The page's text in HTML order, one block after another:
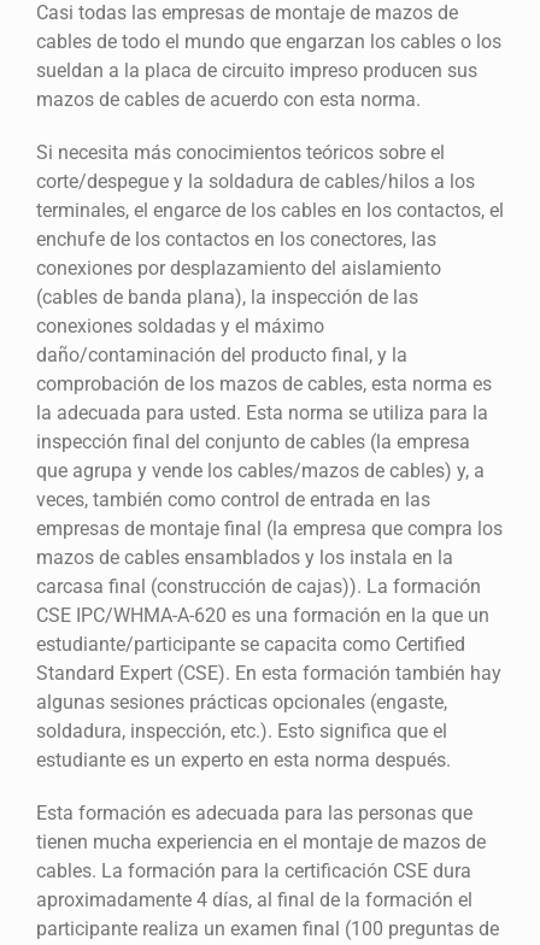
Casi todas las empresas de montaje de mazos de
cables de todo el mundo que engarzan los cables o los
sueldan a la placa de circuito impreso producen sus
mazos de cables de acuerdo con esta norma.
Si necesita más conocimientos teóricos sobre el
corte/despegue y la soldadura de cables/hilos a los
terminales, el engarce de los cables en los contactos, el
enchufe de los contactos en los conectores, las
conexiones por desplazamiento del aislamiento
(cables de banda plana), la inspección de las
conexiones soldadas y el máximo
daño/contaminación del producto final, y la
comprobación de los mazos de cables, esta norma es
la adecuada para usted. Esta norma se utiliza para la
inspección final del conjunto de cables (la empresa
que agrupa y vende los cables/mazos de cables) y, a
veces, también como control de entrada en las
empresas de montaje final (la empresa que compra los
mazos de cables ensamblados y los instala en la
carcasa final (construcción de cajas)). La formación
CSE IPC/WHMA-A-620 es una formación en la que un
estudiante/participante se capacita como Certified
Standard Expert (CSE). En esta formación también hay
algunas sesiones prácticas opcionales (engaste,
soldadura, inspección, etc.). Esto significa que el
estudiante es un experto en esta norma después.
Esta formación es adecuada para las personas que
tienen mucha experiencia en el montaje de mazos de
cables. La formación para la certificación CSE dura
aproximadamente 4 días, al final de la formación el
participante realiza un examen final (100 preguntas de